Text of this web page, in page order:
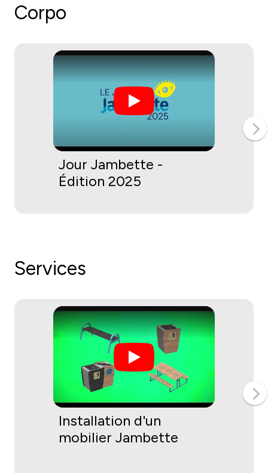
Corpo
Jour Jambette -
Édition 2025
Services
Installation d'un
mobilier Jambette